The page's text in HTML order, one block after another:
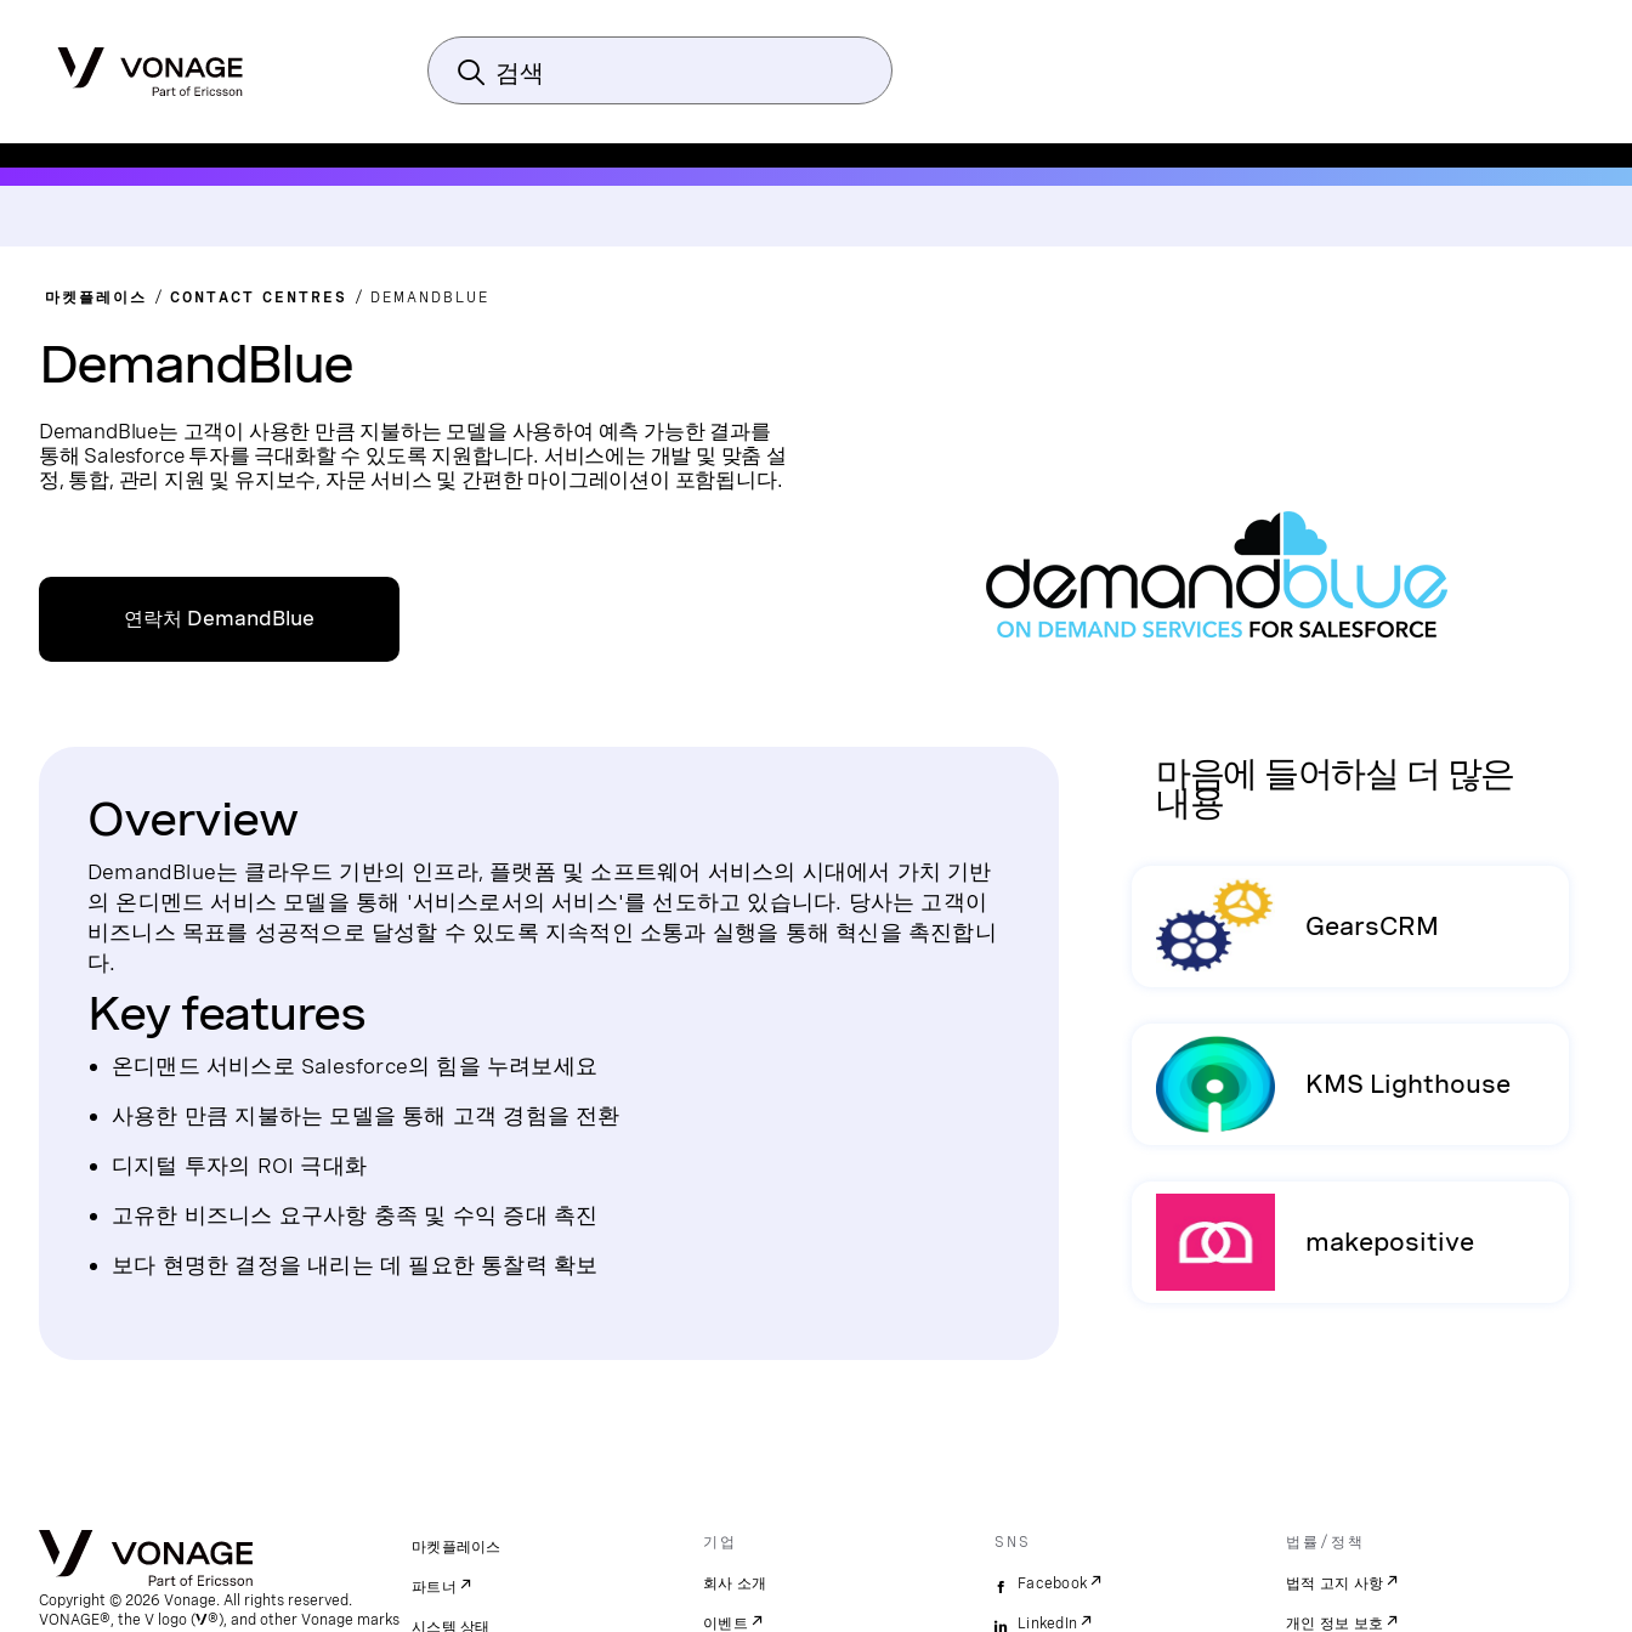
마켓플레이스 CONTACT CENTRES DEMANDBLUE
DemandBlue
DemandBlue는 고객이 사용한 만큼 지불하는 모델을 사용하여 예측 가능한 결과를
통해 Salesforce 투자를 극대화할 수 있도록 지원합니다. 서비스에는 개발 및 맞춤 설
정, 통합, 관리 지원 및 유지보수, 자문 서비스 및 간편한 마이그레이션이 포함됩니다.
연락처 DemandBlue
Overview
DemandBlue는 클라우드 기반의 인프라, 플랫폼 및 소프트웨어 서비스의 시대에서 가치 기반
의 온디멘드 서비스 모델을 통해 '서비스로서의 서비스'를 선도하고 있습니다. 당사는 고객이
비즈니스 목표를 성공적으로 달성할 수 있도록 지속적인 소통과 실행을 통해 혁신을 촉진합니
다.
Key features
온디맨드 서비스로 Salesforce의 힘을 누려보세요
사용한 만큼 지불하는 모델을 통해 고객 경험을 전환
디지털 투자의 ROI 극대화
고유한 비즈니스 요구사항 충족 및 수익 증대 촉진
보다 현명한 결정을 내리는 데 필요한 통찰력 확보
마음에 들어하실 더 많은
내용
GearsCRM
KMS Lighthouse
makepositive
Copyright © 2026 Vonage. All rights reserved.
VONAGE®, the V logo (
®), and other Vonage marks
마켓플레이스
파트너
시스템 상태
기업
회사 소개
이벤트
SNS
Facebook
LinkedIn
법률/정책
법적 고지 사항
개인 정보 보호